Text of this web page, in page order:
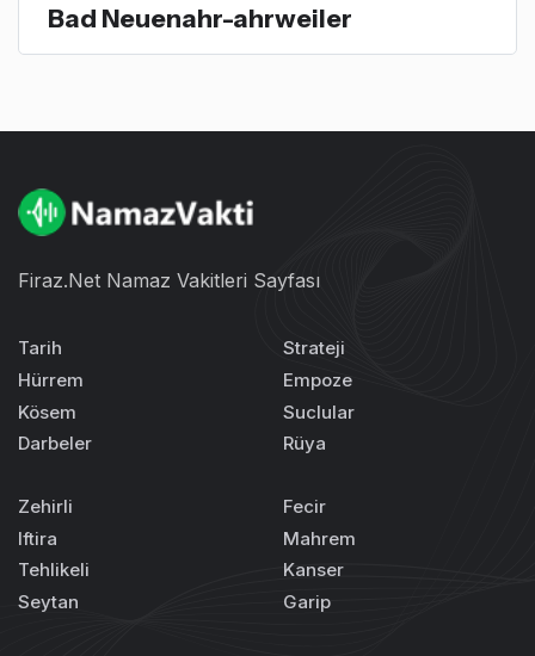
Bad Neuenahr-ahrweiler
Firaz.Net Namaz Vakitleri Sayfası
Tarih
Hürrem
Kösem
Darbeler
Strateji
Empoze
Suclular
Rüya
Zehirli
Iftira
Tehlikeli
Seytan
Fecir
Mahrem
Kanser
Garip